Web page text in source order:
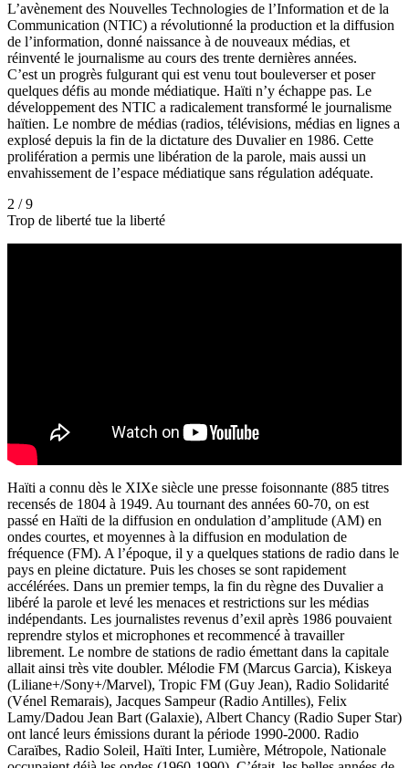
L’avènement des Nouvelles Technologies de l’Information et de la
Communication (NTIC) a révolutionné la production et la diffusion
de l’information, donné naissance à de nouveaux médias, et
réinventé le journalisme au cours des trente dernières années.
C’est un progrès fulgurant qui est venu tout bouleverser et poser
quelques défis au monde médiatique. Haïti n’y échappe pas. Le
développement des NTIC a radicalement transformé le journalisme
haïtien. Le nombre de médias (radios, télévisions, médias en lignes a
explosé depuis la fin de la dictature des Duvalier en 1986. Cette
prolifération a permis une libération de la parole, mais aussi un
envahissement de l’espace médiatique sans régulation adéquate.
2 / 9
Trop de liberté tue la liberté
Haïti a connu dès le XIXe siècle une presse foisonnante (885 titres
recensés de 1804 à 1949. Au tournant des années 60-70, on est
passé en Haïti de la diffusion en ondulation d’amplitude (AM) en
ondes courtes, et moyennes à la diffusion en modulation de
fréquence (FM). A l’époque, il y a quelques stations de radio dans le
pays en pleine dictature. Puis les choses se sont rapidement
accélérées. Dans un premier temps, la fin du règne des Duvalier a
libéré la parole et levé les menaces et restrictions sur les médias
indépendants. Les journalistes revenus d’exil après 1986 pouvaient
reprendre stylos et microphones et recommencé à travailler
librement. Le nombre de stations de radio émettant dans la capitale
allait ainsi très vite doubler. Mélodie FM (Marcus Garcia), Kiskeya
(Liliane+/Sony+/Marvel), Tropic FM (Guy Jean), Radio Solidarité
(Vénel Remarais), Jacques Sampeur (Radio Antilles), Felix
Lamy/Dadou Jean Bart (Galaxie), Albert Chancy (Radio Super Star)
ont lancé leurs émissions durant la période 1990-2000. Radio
Caraïbes, Radio Soleil, Haïti Inter, Lumière, Métropole, Nationale